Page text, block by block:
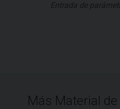
Entrada de
Más Material